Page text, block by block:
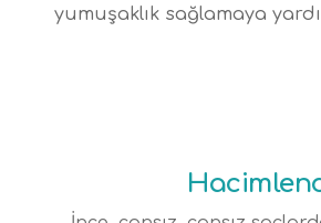
yumuşaklık sağlamaya